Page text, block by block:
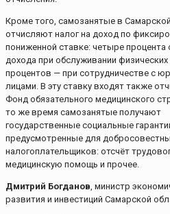
Кроме того, самозанятые в
отчисляют налог на доход по
пониженной ставке: четыре процента
дохода при обслуживании
процентов — при сотрудничестве с
лицами. В эту ставку входят также
Фонд обязательного медицинского
то же время самозанятые получают
государственные социальные
предусмотренные для
налогоплательщиков: отсчёт
медицинскую помощь и прочее.
Дмитрий Богданов, министр
развития и инвестиций Самарской